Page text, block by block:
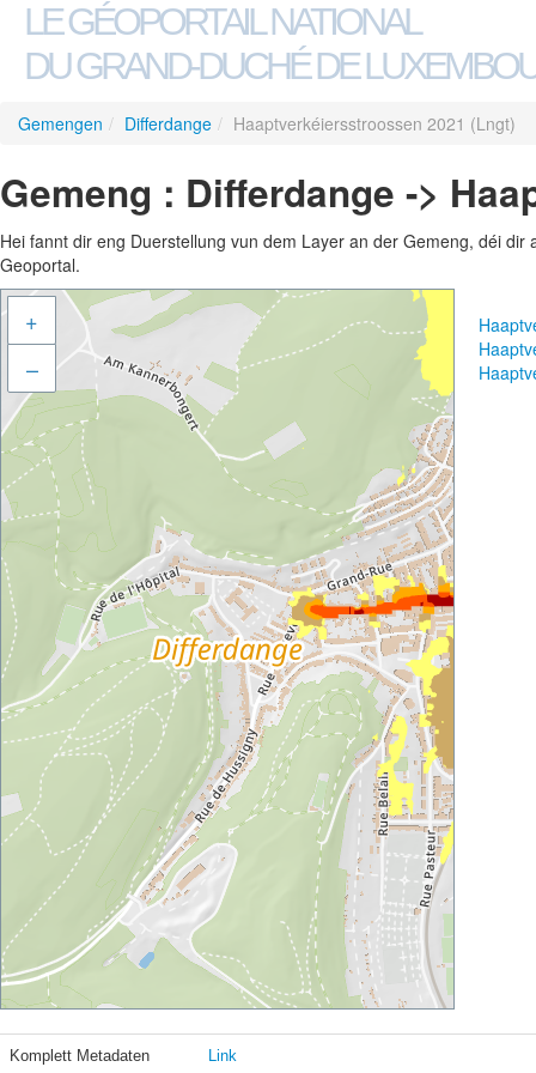
LE GÉOPORTAIL NATIONAL
DU GRAND-DUCHÉ DE
Gemengen / Differdange / Haaptverkéiersstroossen 2021 (Lngt)
Gemeng : Differdange ->
Hei fannt dir eng Duerstellung vun dem Layer an der Gemeng, déi
Geoportal.
+
–
Komplett Metadaten Link